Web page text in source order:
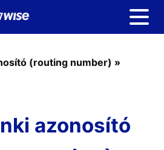
(routing number) »
azonosító